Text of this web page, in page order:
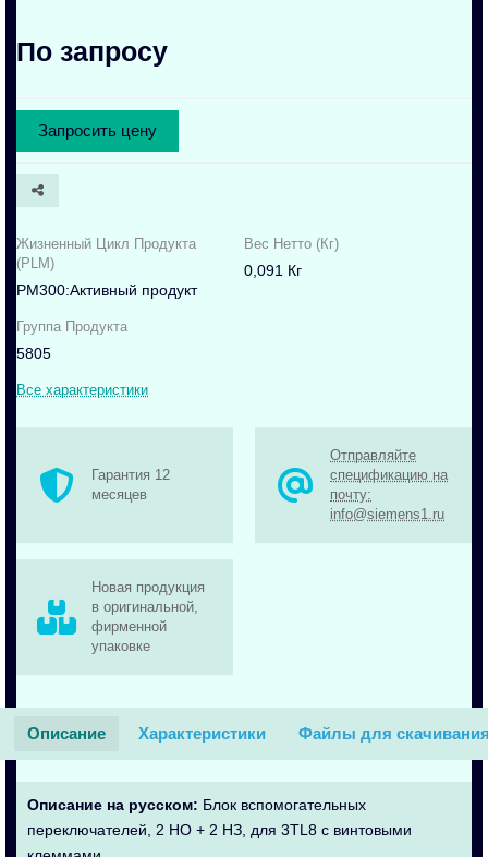
По запросу
Запросить цену
Жизненный Цикл Продукта
(PLM)
PM300:Активный продукт
Вес Нетто (Кг)
0,091 Кг
Группа Продукта
5805
Все характеристики
Гарантия 12
месяцев
Отправляйте
спецификацию на
почту:
info@siemens1.ru
Новая продукция
в оригинальной,
фирменной
упаковке
Описание Характеристики Файлы для
Описание на русском: Блок вспомогательных
переключателей, 2 НО + 2 НЗ, для 3TL8 с винтовыми